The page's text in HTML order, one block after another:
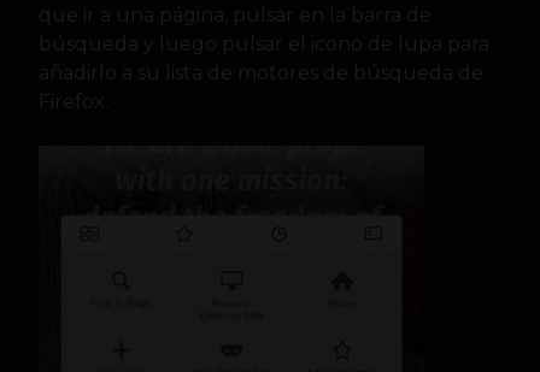
que ir a una página, pulsar en la barra de
búsqueda y luego pulsar el icono de lupa para
añadirlo a su lista de motores de búsqueda de
Firefox.